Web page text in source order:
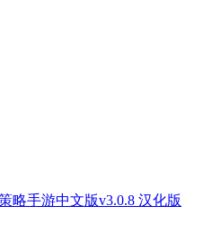
略手游中文版v3.0.8 汉化版